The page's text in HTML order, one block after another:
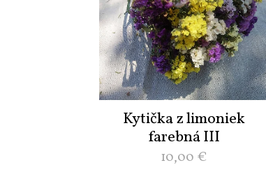
Kytička z limoniek
farebná III
10,00 €